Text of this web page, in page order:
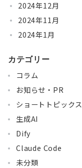
2024年12月
2024年11月
2024年1月
カテゴリー
コラム
お知らせ・PR
ショートトピックス
生成AI
Dify
Claude Code
未分類